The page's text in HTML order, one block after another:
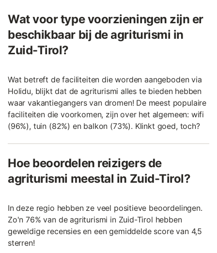
Wat voor type voorzieningen zijn er
beschikbaar bij de agriturismi in
Zuid-Tirol?
Wat betreft de faciliteiten die worden aangeboden via
Holidu, blijkt dat de agriturismi alles te bieden hebben
waar vakantiegangers van dromen! De meest populaire
faciliteiten die voorkomen, zijn over het algemeen: wifi
(96%), tuin (82%) en balkon (73%). Klinkt goed, toch?
Hoe beoordelen reizigers de
agriturismi meestal in Zuid-Tirol?
In deze regio hebben ze veel positieve beoordelingen.
Zo'n 76% van de agriturismi in Zuid-Tirol hebben
geweldige recensies en een gemiddelde score van 4,5
sterren!